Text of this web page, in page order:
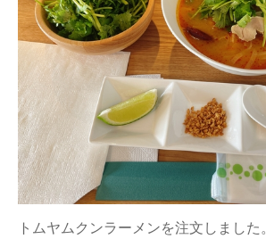
トムヤムクンラーメンを注文しました。